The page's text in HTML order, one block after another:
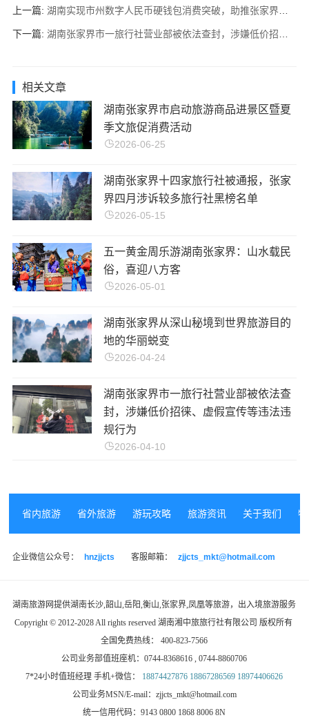
上一篇: 湖南实现市州数字人民币硬钱包消费突破，助推张家界旅游消费支付革命
下一篇: 湖南张家界市一旅行社营业部被依法查封，涉嫌低价招徕、虚假宣传等违法违规行为
相关文章
湖南张家界市启动旅游商品进景区暨夏
季文旅促消费活动
2026-06-25
湖南张家界十四家旅行社被通报，张家
界四月涉诉较多旅行社黑榜名单
2026-05-15
五一黄金周乐游湖南张家界：山水载民
俗，喜迎八方客
2026-05-01
湖南张家界从深山秘境到世界旅游目的
地的华丽蜕变
2026-04-24
湖南张家界市一旅行社营业部被依法查
封，涉嫌低价招徕、虚假宣传等违法违
规行为
2026-04-10
省内旅游 省外旅游 游玩攻略 旅游资讯 关于我们
企业微信公众号： hnzjjcts 客服邮箱： zjjcts_mkt@hotmail.com
湖南旅游网提供湖南长沙,韶山,岳阳,衡山,张家界,凤凰等旅游，出入境旅游服务
Copyright © 2012-2028 All rights reserved 湖南湘中旅旅行社有限公司 版权所有
全国免费热线： 400-823-7566
公司业务部值班座机：0744-8368616 , 0744-8860706
7*24小时值班经理 手机+微信： 18874427876 18867286569 18974406626
公司业务MSN/E-mail：zjjcts_mkt@hotmail.com
统一信用代码：9143 0800 1868 8006 8N